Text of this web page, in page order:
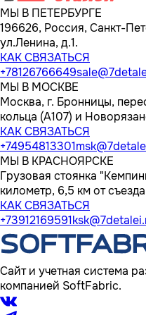
МЫ В ПЕТЕРБУРГЕ
196626, Россия, Санкт-
ул.Ленина, д.1.
КАК СВЯЗАТЬСЯ
+78126766649
МЫ В МОСКВЕ
Москва, г. Бронницы,
кольца (А107) и
КАК СВЯЗАТЬСЯ
+74954813301
МЫ В КРАСНОЯРСКЕ
Грузовая стоянка
километр, 6,5 км от
КАК СВЯЗАТЬСЯ
+73912169591
Сайт и учетная система
компанией SoftFabric.